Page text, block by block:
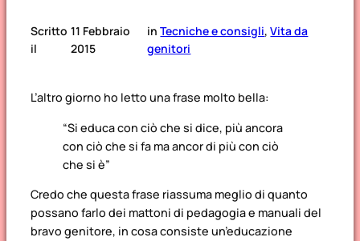
Scritto
il
11 Febbraio
2015
inTecniche e consigli, Vita da
genitori
L’altro giorno ho letto una frase molto bella:
“Si educa con ciò che si dice, più ancora
con ciò che si fa ma ancor di più con ciò
che si è”
Credo che questa frase riassuma meglio di quanto
possano farlo dei mattoni di pedagogia e manuali del
bravo genitore, in cosa consiste un’educazione